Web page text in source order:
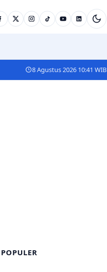
8 Agustus 2026 10:41 WIB